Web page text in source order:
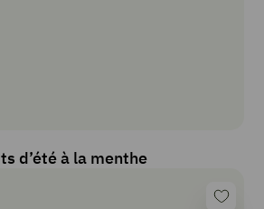
d’été à la menthe